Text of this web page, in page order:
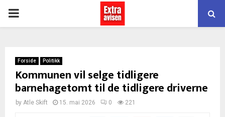
PRIMARY
Forside Politikk
Kommunen vil selge tidligere
barnehagetomt til de tidligere driverne
by Atle Skift 15. mai 2026 0 221